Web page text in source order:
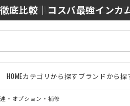
徹底比較｜コスパ最強イン
HOMEカテゴリから探すブランドから探
・オプション・補修